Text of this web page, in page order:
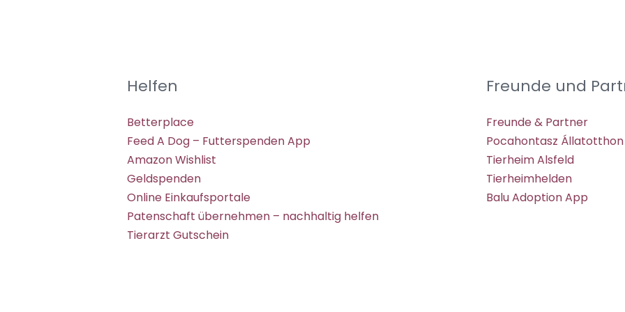
Helfen
Betterplace
Feed A Dog – Futterspenden App
Amazon Wishlist
Geldspenden
Online Einkaufsportale
Patenschaft übernehmen – nachhaltig helfen
Tierarzt Gutschein
Freunde und
Freunde & Partner
Pocahontasz Állatotthon
Tierheim Alsfeld
Tierheimhelden
Balu Adoption App